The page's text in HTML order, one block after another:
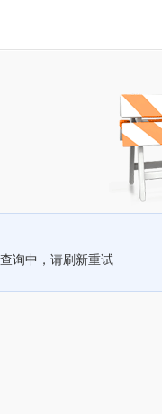
询中，请刷新重试